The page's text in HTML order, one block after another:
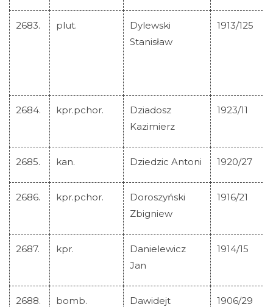
2683. plut.
Dylewski
Stanisław
1913/125
2684. kpr.pchor.
Dziadosz
Kazimierz
1923/11
2685. kan. Dziedzic Antoni 1920/27
2686. kpr.pchor.
Doroszyński
Zbigniew
1916/21
2687. kpr.
Danielewicz
Jan
1914/15
2688. bomb.
Dawidejt
1906/29